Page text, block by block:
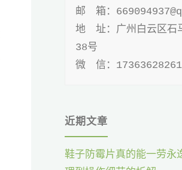
邮 箱：
地 址：广州白云区石
38号
微 信：17363628261
近期文章
鞋子防霉片真的能一劳永